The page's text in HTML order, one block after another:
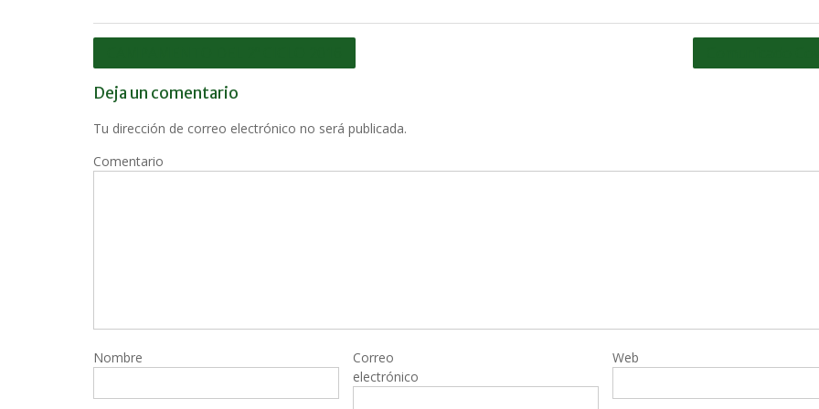
entradas
Deja un comentario
Tu dirección de correo electrónico no será publicada.
Comentario
Nombre
Correo
electrónico
Web